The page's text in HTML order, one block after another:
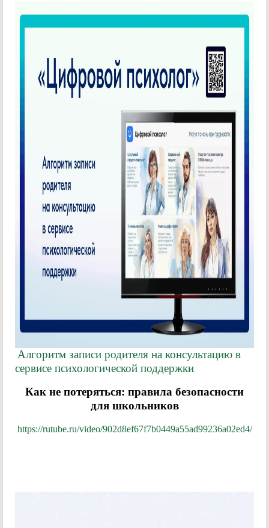
Алгоритм записи родителя на консультацию в
сервисе психологической поддержки
Как не потеряться: правила безопасности
для школьников
https://rutube.ru/video/902d8ef67f7b0449a55ad99236a02ed4/